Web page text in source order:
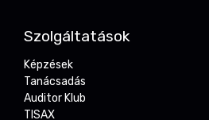
Szolgáltatások
Képzések
Tanácsadás
Auditor Klub
TISAX